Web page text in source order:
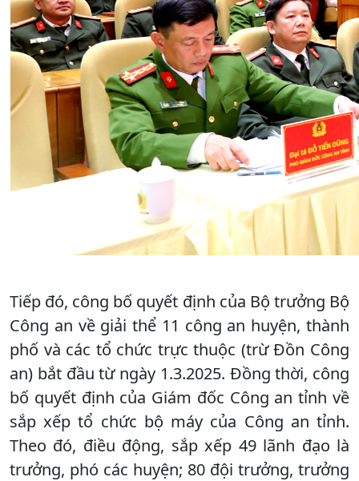
Tiếp đó, công bố quyết định của Bộ trưởng Bộ
Công an về giải thể 11 công an huyện, thành
phố và các tổ chức trực thuộc (trừ Đồn Công
an) bắt đầu từ ngày 1.3.2025. Đồng thời, công
bố quyết định của Giám đốc Công an tỉnh về
sắp xếp tổ chức bộ máy của Công an tỉnh.
Theo đó, điều động, sắp xếp 49 lãnh đạo là
trưởng, phó các huyện; 80 đội trưởng, trưởng